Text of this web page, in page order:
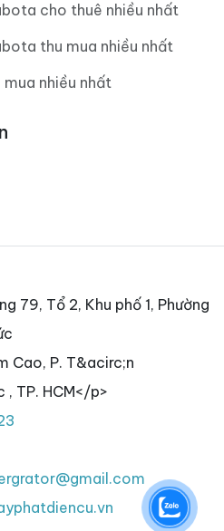
cho thuê nhiều nhất
thu mua nhiều nhất
nhiều nhất
79, Tổ 2, Khu phố 1, Phường
Cao, P. T&acirc;n
, TP. HCM</p>